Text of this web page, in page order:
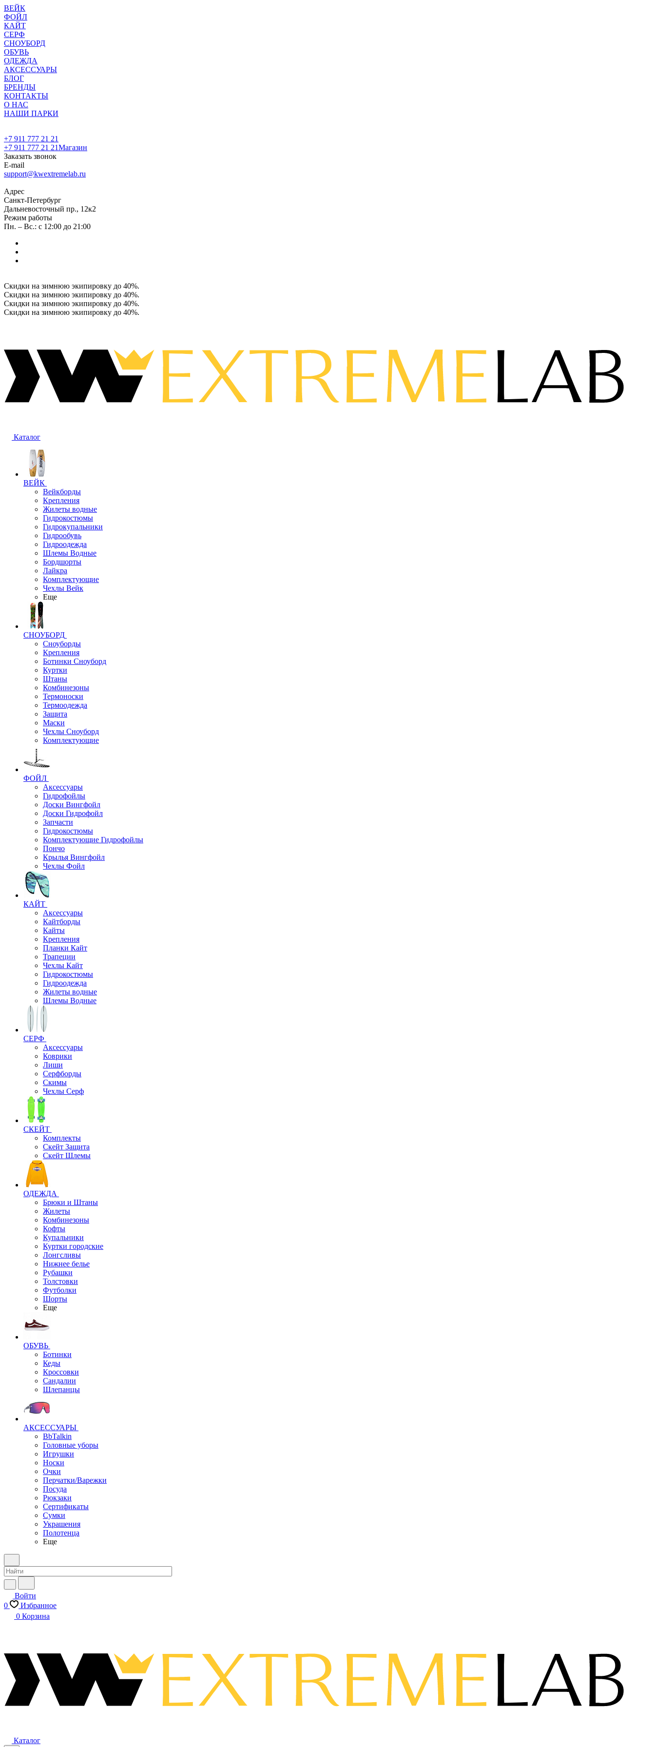
ВЕЙК
ФОЙЛ
КАЙТ
СЕРФ
СНОУБОРД
ОБУВЬ
ОДЕЖДА
АКСЕССУАРЫ
БЛОГ
БРЕНДЫ
КОНТАКТЫ
О НАС
НАШИ ПАРКИ
+7 911 777 21 21
+7 911 777 21 21Магазин
Заказать звонок
E-mail
support@kwextremelab.ru
Адрес
Санкт-Петербург
Дальневосточный пр., 12к2
Режим работы
Пн. – Вс.: с 12:00 до 21:00
Скидки на зимнюю экипировку до 40%.
Скидки на зимнюю экипировку до 40%.
Скидки на зимнюю экипировку до 40%.
Скидки на зимнюю экипировку до 40%.
Каталог
ВЕЙК
Вейкборды
Крепления
Жилеты водные
Гидрокостюмы
Гидрокупальники
Гидрообувь
Гидроодежда
Шлемы Водные
Бордшорты
Лайкра
Комплектующие
Чехлы Вейк
Еще
СНОУБОРД
Сноуборды
Крепления
Ботинки Сноуборд
Куртки
Штаны
Комбинезоны
Термоноски
Термоодежда
Защита
Маски
Чехлы Сноуборд
Комплектующие
ФОЙЛ
Аксессуары
Гидрофойлы
Доски Вингфойл
Доски Гидрофойл
Запчасти
Гидрокостюмы
Комплектующие Гидрофойлы
Пончо
Крылья Вингфойл
Чехлы Фойл
КАЙТ
Аксессуары
Кайтборды
Кайты
Крепления
Планки Кайт
Трапеции
Чехлы Кайт
Гидрокостюмы
Гидроодежда
Жилеты водные
Шлемы Водные
СЕРФ
Аксессуары
Коврики
Лиши
Серфборды
Скимы
Чехлы Cерф
СКЕЙТ
Комплекты
Скейт Защита
Скейт Шлемы
ОДЕЖДА
Брюки и Штаны
Жилеты
Комбинезоны
Кофты
Купальники
Куртки городские
Лонгсливы
Нижнее белье
Рубашки
Толстовки
Футболки
Шорты
Еще
ОБУВЬ
Ботинки
Кеды
Кроссовки
Сандалии
Шлепанцы
АКСЕССУАРЫ
BbTalkin
Головные уборы
Игрушки
Носки
Очки
Перчатки/Варежки
Посуда
Рюкзаки
Сертификаты
Сумки
Украшения
Полотенца
Еще
Войти
0
Избранное
0 Корзина
Каталог